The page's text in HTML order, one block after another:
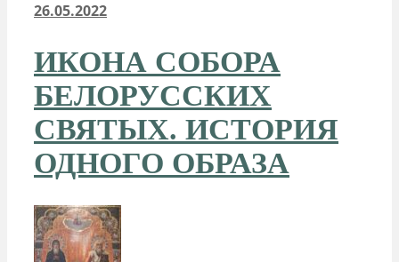
26.05.2022
ИКОНА СОБОРА
БЕЛОРУССКИХ
СВЯТЫХ. ИСТОРИЯ
ОДНОГО ОБРАЗА